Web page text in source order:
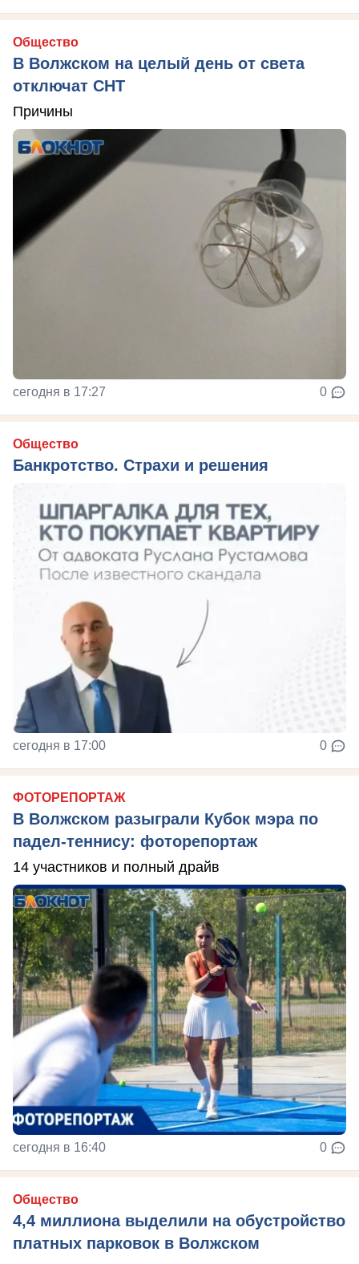
Общество
В Волжском на целый день от света
отключат СНТ
Причины
сегодня в 17:27 0
Общество
Банкротство. Страхи и решения
сегодня в 17:00 0
ФОТОРЕПОРТАЖ
В Волжском разыграли Кубок мэра по
падел-теннису: фоторепортаж
14 участников и полный драйв
сегодня в 16:40 0
Общество
4,4 миллиона выделили на обустройство
платных парковок в Волжском